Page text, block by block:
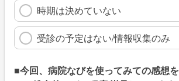
時期は決めていない
受診の予定はない/情報収集のみ
■今回、病院なびを使ってみての感想